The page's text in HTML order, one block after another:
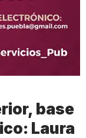
base
Laura